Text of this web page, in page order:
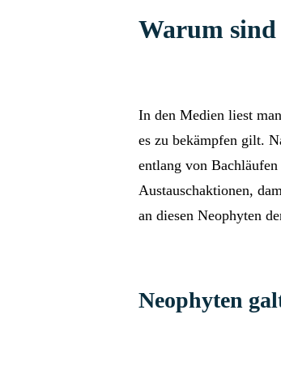
Warum sind
In den Medien liest
es zu bekämpfen gilt.
entlang von
Austauschaktionen,
an diesen Neophyten
Neophyten